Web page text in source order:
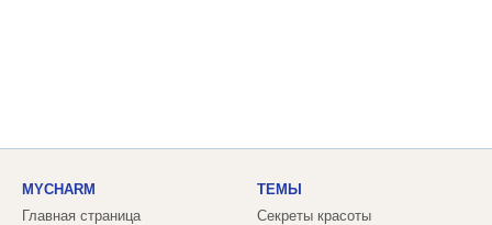
MYCHARM
Главная страница
ТЕМЫ
Секреты красоты